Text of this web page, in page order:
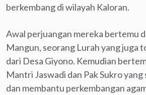
berkembang di wilayah Kaloran.
Awal perjuangan mereka bertemu
Mangun, seorang Lurah yang juga
dari Desa Giyono. Kemudian
Mantri Jaswadi dan Pak Sukro
dan membantu perkembangan